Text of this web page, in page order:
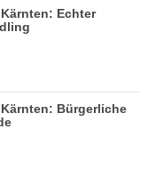
Echter
Bürgerliche